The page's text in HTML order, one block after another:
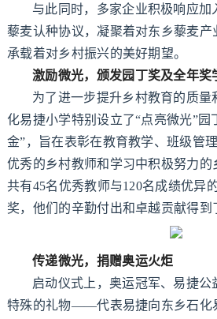
与此同时，多家企业积极响应加
藜麦认种协议，凝聚着对东乡藜麦
承载着对乡村振兴的美好期望。
激励微光，颁发园丁奖及全年奖
为了进一步提升乡村教育的质量
化易捷小学特别设立了“点亮微光”园
金”，旨在表彰在教育教学、班级管
优秀的乡村教师和学习中积极努力的
共有45名优秀教师与120名成绩优异
奖，他们的辛勤付出和卓越贡献得到
传递微光，捐赠奥运火炬
启动仪式上，奥运冠军、易捷公
特殊的礼物——代表易捷向东乡石化